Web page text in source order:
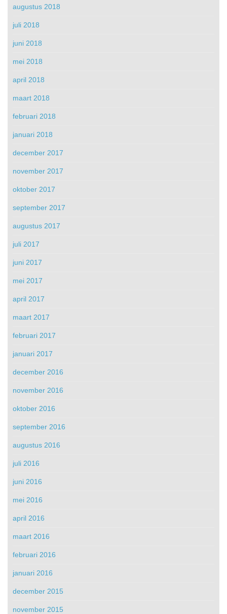
augustus 2018
juli 2018
juni 2018
mei 2018
april 2018
maart 2018
februari 2018
januari 2018
december 2017
november 2017
oktober 2017
september 2017
augustus 2017
juli 2017
juni 2017
mei 2017
april 2017
maart 2017
februari 2017
januari 2017
december 2016
november 2016
oktober 2016
september 2016
augustus 2016
juli 2016
juni 2016
mei 2016
april 2016
maart 2016
februari 2016
januari 2016
december 2015
november 2015